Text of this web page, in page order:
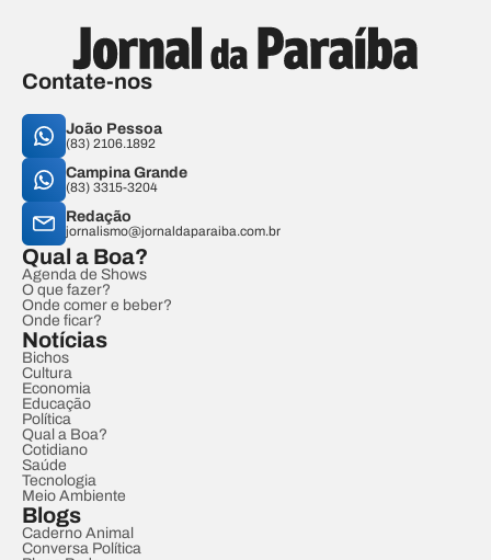
Contate-nos
João Pessoa
(83) 2106.1892
Campina Grande
(83) 3315-3204
Redação
jornalismo@jornaldaparaiba.com.br
Qual a Boa?
Agenda de Shows
O que fazer?
Onde comer e beber?
Onde ficar?
Notícias
Bichos
Cultura
Economia
Educação
Política
Qual a Boa?
Cotidiano
Saúde
Tecnologia
Meio Ambiente
Blogs
Caderno Animal
Conversa Política